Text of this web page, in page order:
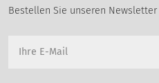
Bestellen Sie unseren Newsletter